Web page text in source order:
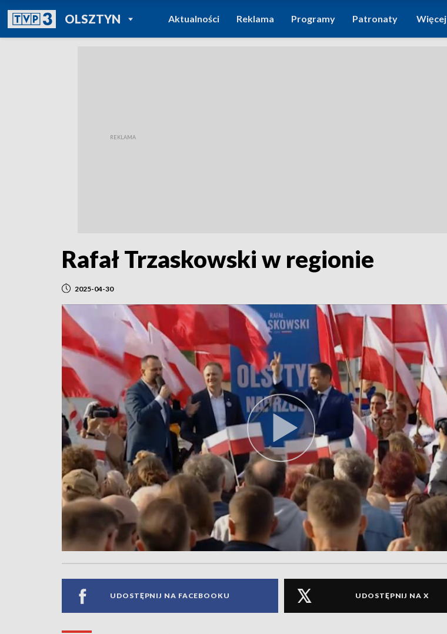
OLSZTYNPOWRÓT DO
TVP REGIONY
Aktualności Reklama Programy Patronaty Więcej
Rafał Trzaskowski w regionie
2025-04-30
UDOSTĘPNIJ NA FACEBOOKU UDOSTĘPNIJ NA X